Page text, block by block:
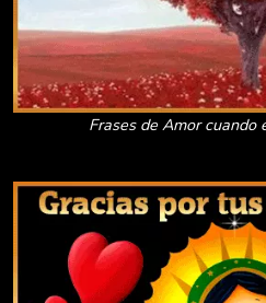
Frases de Amor cuando